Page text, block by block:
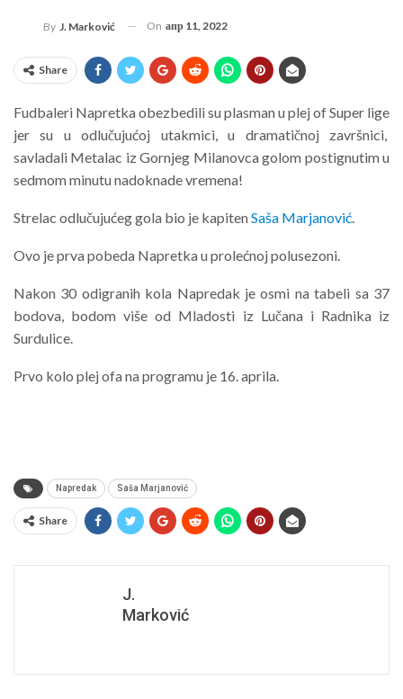
By J. Marković On апр 11, 2022
Share
Fudbaleri Napretka obezbedili su plasman u plej of Super lige
jer su u odlučujućoj utakmici, u dramatičnoj završnici,
savladali Metalac iz Gornjeg Milanovca golom postignutim u
sedmom minutu nadoknade vremena!
Strelac odlučujućeg gola bio je kapitenSaša Marjanović
Ovo je prva pobeda Napretka u prolećnoj polusezoni.
Nakon 30 odigranih kola Napredak je osmi na tabeli sa 37
bodova, bodom više od Mladosti iz Lučana i Radnika iz
Surdulice.
Prvo kolo plej ofa na programu je 16. aprila.
Napredak Saša Marjanović
Share
J.
Marković